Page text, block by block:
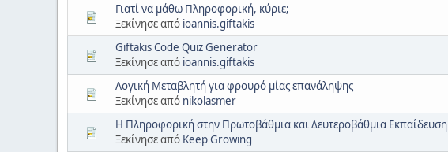
Γιατί να μάθω Πληροφορική, κύριε;
Ξεκίνησε από ioannis.giftakis
Giftakis Code Quiz Generator
Ξεκίνησε από ioannis.giftakis
Λογική Μεταβλητή για φρουρό μίας επανάληψης
Ξεκίνησε από nikolasmer
Η Πληροφορική στην Πρωτοβάθμια και Δευτεροβάθμια Εκπαίδευση
Ξεκίνησε από Keep Growing